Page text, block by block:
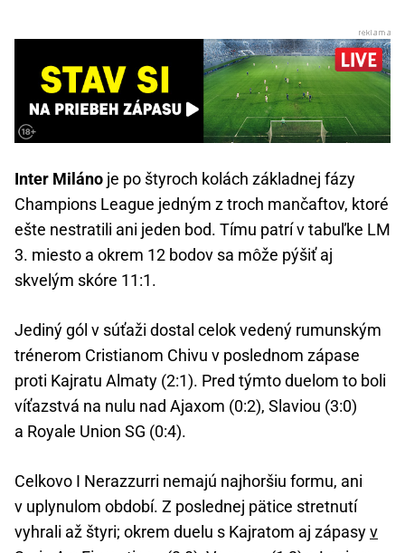
Inter Miláno je po štyroch kolách základnej fázy
Champions League jedným z troch mančaftov, ktoré
ešte nestratili ani jeden bod. Tímu patrí v tabuľke LM
3. miesto a okrem 12 bodov sa môže pýšiť aj
skvelým skóre 11:1.
Jediný gól v súťaži dostal celok vedený rumunským
trénerom Cristianom Chivu v poslednom zápase
proti Kajratu Almaty (2:1). Pred týmto duelom to boli
víťazstvá na nulu nad Ajaxom (0:2), Slaviou (3:0)
a Royale Union SG (0:4).
Celkovo I Nerazzurri nemajú najhoršiu formu, ani
v uplynulom období. Z poslednej pätice stretnutí
vyhrali až štyri; okrem duelu s Kajratom aj zápasyv